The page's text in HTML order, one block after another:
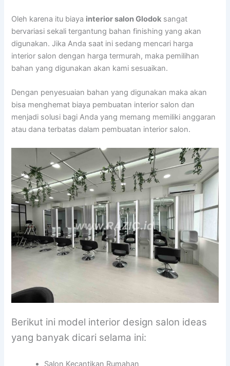
Oleh karena itu biaya interior salon Glodok sangat
bervariasi sekali tergantung bahan finishing yang akan
digunakan. Jika Anda saat ini sedang mencari harga
interior salon dengan harga termurah, maka pemilihan
bahan yang digunakan akan kami sesuaikan.
Dengan penyesuaian bahan yang digunakan maka akan
bisa menghemat biaya pembuatan interior salon dan
menjadi solusi bagi Anda yang memang memiliki anggaran
atau dana terbatas dalam pembuatan interior salon.
Berikut ini model interior design salon ideas
yang banyak dicari selama ini:
Salon Kecantikan Rumahan